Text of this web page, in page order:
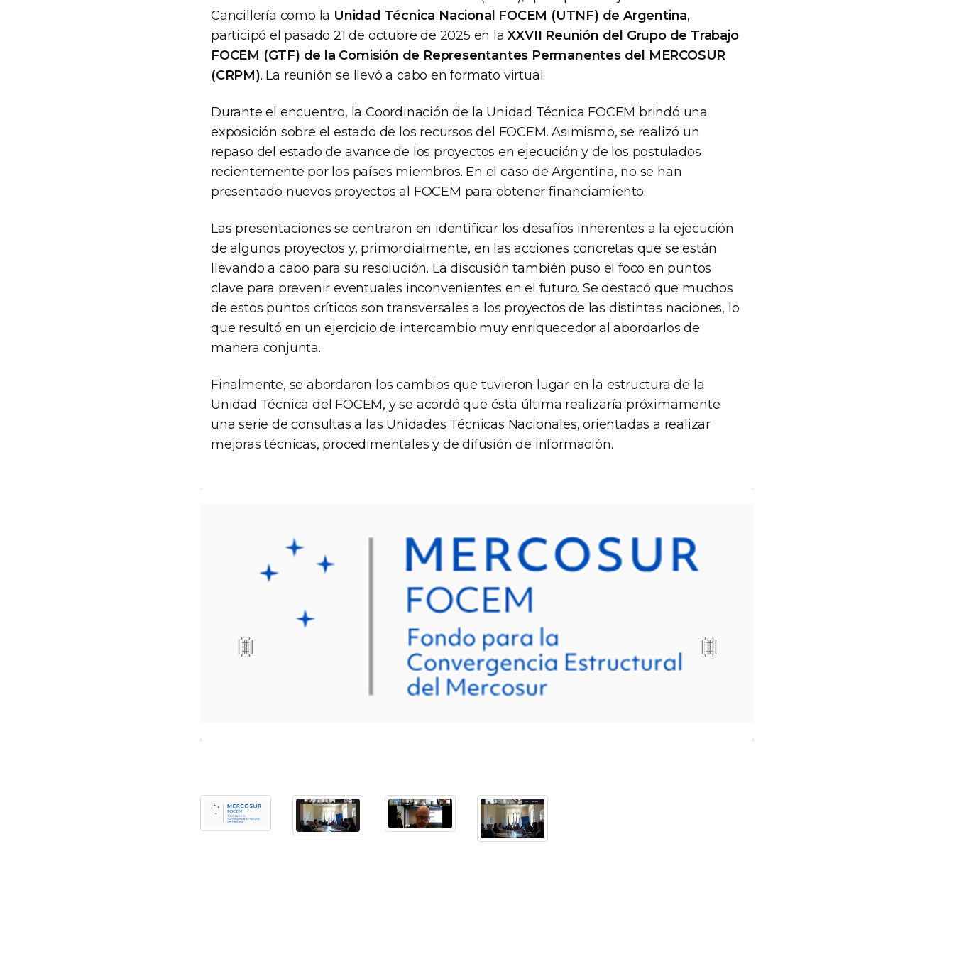
Cancillería como la Unidad Técnica Nacional FOCEM (UTNF) de Argentina,
participó el pasado 21 de octubre de 2025 en laXXVII Reunión del Grupo de Trabajo
FOCEM (GTF) de la Comisión de Representantes Permanentes del MERCOSUR
(CRPM). La reunión se llevó a cabo en formato virtual.
Durante el encuentro, la Coordinación de la Unidad Técnica FOCEM brindó una
exposición sobre el estado de los recursos del FOCEM. Asimismo, se realizó un
repaso del estado de avance de los proyectos en ejecución y de los postulados
recientemente por los países miembros. En el caso de Argentina, no se han
presentado nuevos proyectos al FOCEM para obtener financiamiento.
Las presentaciones se centraron en identificar los desafíos inherentes a la ejecución
de algunos proyectos y, primordialmente, en las acciones concretas que se están
llevando a cabo para su resolución. La discusión también puso el foco en puntos
clave para prevenir eventuales inconvenientes en el futuro. Se destacó que muchos
de estos puntos críticos son transversales a los proyectos de las distintas naciones, lo
que resultó en un ejercicio de intercambio muy enriquecedor al abordarlos de
manera conjunta.
Finalmente, se abordaron los cambios que tuvieron lugar en la estructura de la
Unidad Técnica del FOCEM, y se acordó que ésta última realizaría próximamente
una serie de consultas a las Unidades Técnicas Nacionales, orientadas a realizar
mejoras técnicas, procedimentales y de difusión de información.